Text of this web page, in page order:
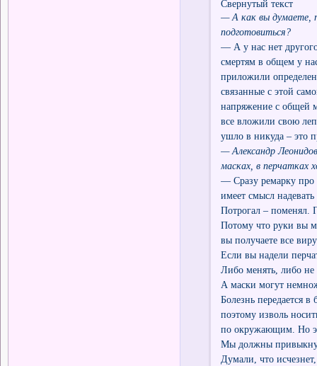
Свернутый текст
— А как вы думаете,
подготовиться?
— А у нас нет
смертям в общем у
приложили
связанные с этой
напряжение с общей
все вложили свою
ушло в никуда – это
— Александр
масках, в перчатках
— Сразу ремарку про
имеет смысл
Потрогал – поменял.
Потому что руки вы
вы получаете все
Если вы надели
Либо менять, либо не
А маски могут
Болезнь передается
поэтому изволь
по окружающим. Но
Мы должны
Думали, что